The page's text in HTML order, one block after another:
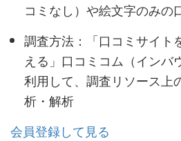
コミなし）や絵文字のみの
調査方法：「口コミサイト
える」口コミコム（インバ
利用して、調査リソース上
析・解析
会員登録して見る